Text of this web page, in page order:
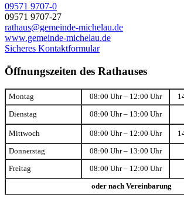
09571 9707-0
09571 9707-27
rathaus@gemeinde-michelau.de
www.gemeinde-michelau.de
Sicheres Kontaktformular
Öffnungszeiten des Rathauses
Montag 08:00 Uhr – 12:00 Uhr
Dienstag 08:00 Uhr – 13:00 Uhr
Mittwoch 08:00 Uhr – 12:00 Uhr
Donnerstag 08:00 Uhr – 13:00 Uhr
Freitag 08:00 Uhr – 12:00 Uhr
oder nach Vereinbarung